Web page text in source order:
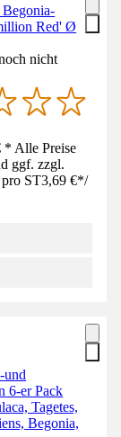
Begonia-
Red' Ø
nicht
Alle Preise
ggf. zzgl.
pro ST3,69 €*/
und
6-er Pack
Tagetes,
Begonia,